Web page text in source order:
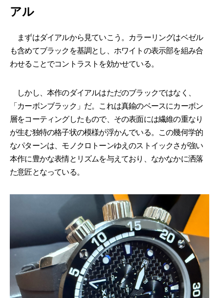
アル
まずはダイアルから見ていこう。カラーリングはベゼル
も含めてブラックを基調とし、ホワイトの表示部を組み合
わせることでコントラストを効かせている。
しかし、本作のダイアルはただのブラックではなく、
「カーボンブラック」だ。これは真鍮のベースにカーボン
層をコーティングしたもので、その表面には繊維の重なり
が生む独特の格子状の模様が浮かんでいる。この幾何学的
なパターンは、モノクロトーンゆえのストイックさが強い
本作に豊かな表情とリズムを与えており、なかなかに洒落
た意匠となっている。